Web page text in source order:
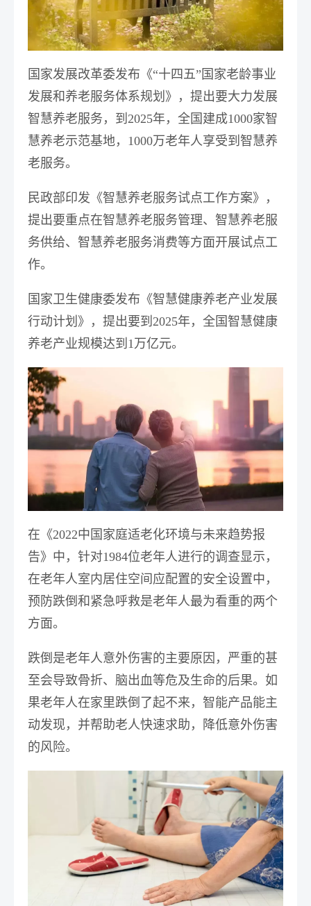
国家发展改革委发布《“十四五”国家老龄事业
发展和养老服务体系规划》 ，提出要大力发展
智慧养老服务，到2025年，全国建成1000家智
慧养老示范基地，1000万老年人享受到智慧养
老服务。
民政部印发《智慧养老服务试点工作方案》 ，
提出要重点在智慧养老服务管理、智慧养老服
务供给、智慧养老服务消费等方面开展试点工
作。
国家卫生健康委发布《智慧健康养老产业发展
行动计划》 ，提出要到2025年，全国智慧健康
养老产业规模达到1万亿元。
在《2022中国家庭适老化环境与未来趋势报
告》中，针对1984位老年人进行的调查显示，
在老年人室内居住空间应配置的安全设置中，
预防跌倒和紧急呼救是老年人最为看重的两个
方面。
跌倒是老年人意外伤害的主要原因，严重的甚
至会导致骨折、脑出血等危及生命的后果。如
果老年人在家里跌倒了起不来， 智能产品能主
动发现，并帮助老人快速求助，降低意外伤害
的风险。
业务咨询